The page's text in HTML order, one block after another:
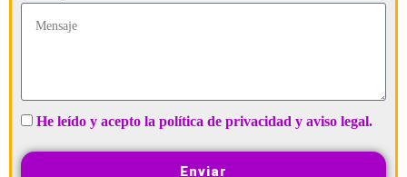
He leído y acepto la política de privacidad y aviso legal.
Enviar